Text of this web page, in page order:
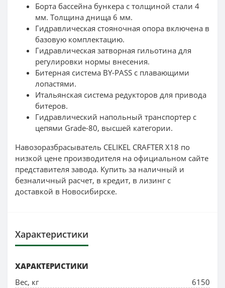
Борта бассейна бункера с толщиной стали 4
мм. Толщина днища 6 мм.
Гидравлическая стояночная опора включена в
базовую комплектацию.
Гидравлическая затворная гильотина для
регулировки нормы внесения.
Битерная система BY-PASS с плавающими
лопастями.
Итальянская система редукторов для привода
битеров.
Гидравлический напольный транспортер с
цепями Grade-80, высшей категории.
Навозоразбрасыватель CELIKEL CRAFTER X18 по
низкой цене производителя на официальном сайте
представителя завода. Купить за наличный и
безналичный расчет, в кредит, в лизинг с
доставкой в Новосибирске.
Характеристики
ХАРАКТЕРИСТИКИ
Вес, кг
6150